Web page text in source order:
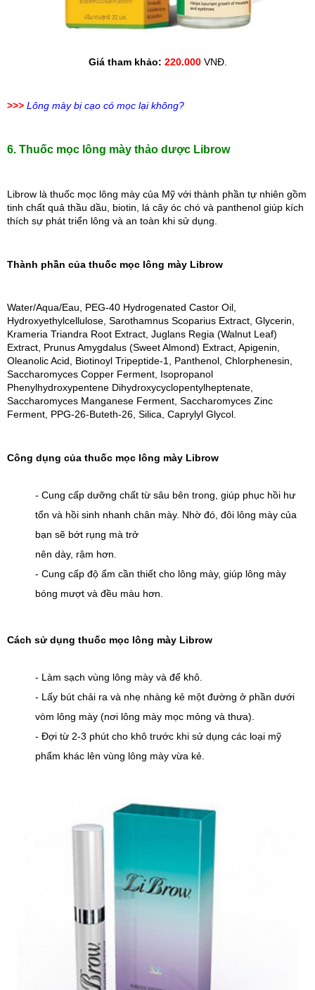
Giá tham khảo: 220.000 VNĐ.
>>> Lông mày bị cạo có mọc lại không?
6. Thuốc mọc lông mày thảo dược Librow
Librow là thuốc mọc lông mày của Mỹ với thành phần tự nhiên gồm
tinh chất quả thầu dầu, biotin, lá cây óc chó và panthenol giúp kích
thích sự phát triển lông và an toàn khi sử dụng.
Thành phần của thuốc mọc lông mày Librow
Water/Aqua/Eau, PEG-40 Hydrogenated Castor Oil,
Hydroxyethylcellulose, Sarothamnus Scoparius Extract, Glycerin,
Krameria Triandra Root Extract, Juglans Regia (Walnut Leaf)
Extract, Prunus Amygdalus (Sweet Almond) Extract, Apigenin,
Oleanolic Acid, Biotinoyl Tripeptide-1, Panthenol, Chlorphenesin,
Saccharomyces Copper Ferment, Isopropanol
Phenylhydroxypentene Dihydroxycyclopentylheptenate,
Saccharomyces Manganese Ferment, Saccharomyces Zinc
Ferment, PPG-26-Buteth-26, Silica, Caprylyl Glycol.
Công dụng của thuốc mọc lông mày Librow
- Cung cấp dưỡng chất từ sâu bên trong, giúp phục hồi hư
tổn và hồi sinh nhanh chân mày. Nhờ đó, đôi lông mày của
bạn sẽ bớt rụng mà trở
nên dày, rậm hơn.
- Cung cấp độ ẩm cần thiết cho lông mày, giúp lông mày
bóng mượt và đều màu hơn.
Cách sử dụng thuốc mọc lông mày Librow
- Làm sạch vùng lông mày và để khô.
- Lấy bút chải ra và nhẹ nhàng kẻ một đường ở phần dưới
vòm lông mày (nơi lông mày mọc mỏng và thưa).
- Đợi từ 2-3 phút cho khô trước khi sử dụng các loại mỹ
phẩm khác lên vùng lông mày vừa kẻ.